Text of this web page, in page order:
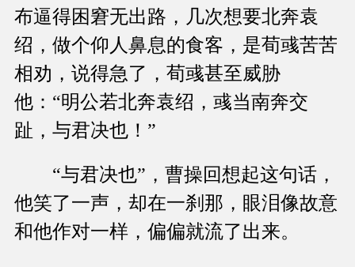
布逼得困窘无出路，几次想要北奔袁
绍，做个仰人鼻息的食客，是荀彧苦苦
相劝，说得急了，荀彧甚至威胁
他：“明公若北奔袁绍，彧当南奔交
趾，与君决也！”
“与君决也”，曹操回想起这句话，
他笑了一声，却在一刹那，眼泪像故意
和他作对一样，偏偏就流了出来。